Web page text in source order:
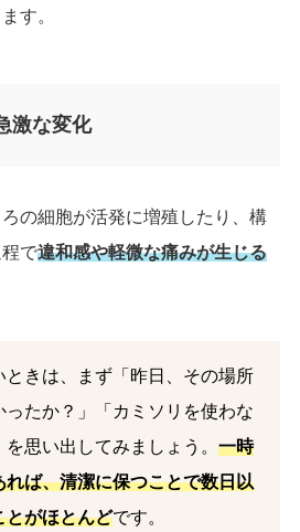
す。
激な変化
の細胞が活発に増殖したり、構
で違和感や軽微な痛みが生じる
ときは、まず「昨日、その場所
ったか？」「カミソリを使わな
思い出してみましょう。 一時
れば、清潔に保つことで数日以
とがほとんどです。